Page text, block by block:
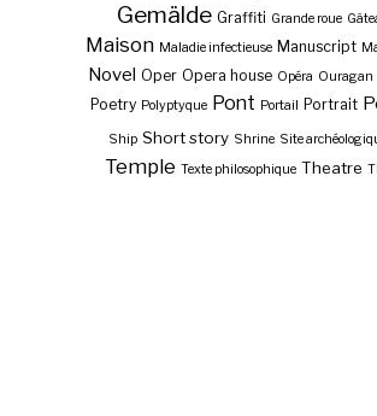
Gemälde Graffiti Grande roue
Maison Maladie infectieuse Manuscript
Novel Oper Opera house Opéra Ouragan
Poetry Polyptyque Pont Portail Portrait
Ship Short story Shrine Site
Temple Texte philosophique Theatre